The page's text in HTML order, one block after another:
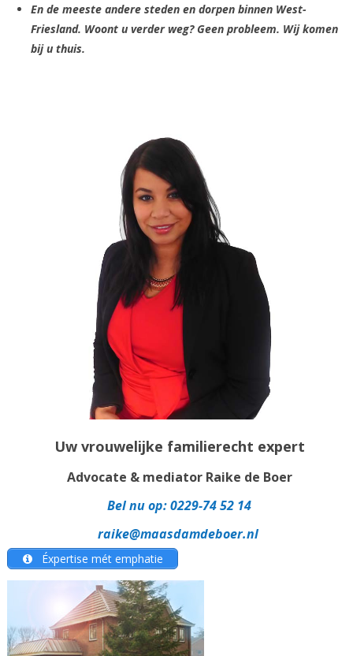
En de meeste andere steden en dorpen binnen West-
Friesland. Woont u verder weg? Geen probleem. Wij komen
bij u thuis.
Uw vrouwelijke familierecht expert
Advocate & mediator Raike de Boer
Bel nu op:0229-74 52 14
raike@maasdamdeboer.nl
Éxpertise mét emphatie